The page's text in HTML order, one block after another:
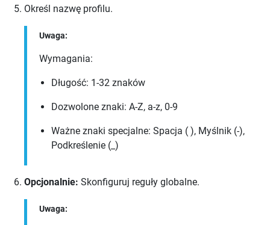
Określ nazwę profilu.
Uwaga:
Wymagania:
Długość: 1-32 znaków
Dozwolone znaki: A-Z, a-z, 0-9
Ważne znaki specjalne: Spacja ( ), Myślnik (-),
Podkreślenie (_)
Opcjonalnie: Skonfiguruj reguły globalne.
Uwaga: